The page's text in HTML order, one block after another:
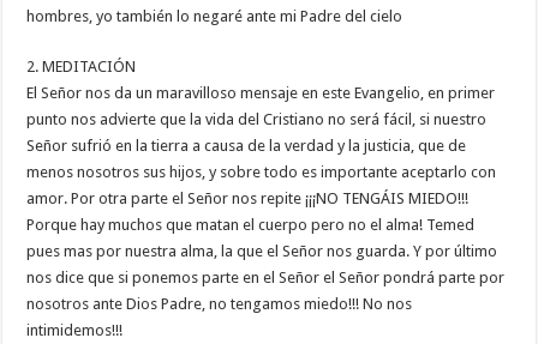
hombres, yo también lo negaré ante mi Padre del cielo
2. MEDITACIÓN
El Señor nos da un maravilloso mensaje en este Evangelio, en primer
punto nos advierte que la vida del Cristiano no será fácil, si nuestro
Señor sufrió en la tierra a causa de la verdad y la justicia, que de
menos nosotros sus hijos, y sobre todo es importante aceptarlo con
amor. Por otra parte el Señor nos repite ¡¡¡NO TENGÁIS MIEDO!!!
Porque hay muchos que matan el cuerpo pero no el alma! Temed
pues mas por nuestra alma, la que el Señor nos guarda. Y por último
nos dice que si ponemos parte en el Señor el Señor pondrá parte por
nosotros ante Dios Padre, no tengamos miedo!!! No nos
intimidemos!!!